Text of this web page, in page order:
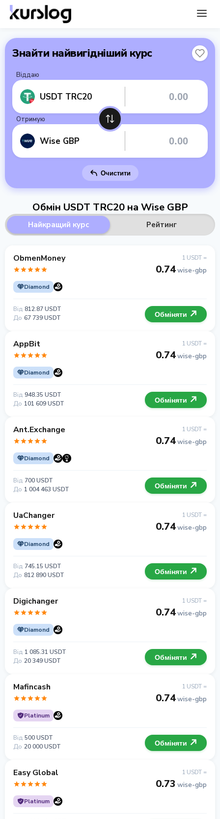
Знайти найвигідніший курс
Віддаю
USDT TRC20
Отримую
Wise GBP
Очистити
Обмін USDT TRC20 на Wise GBP
Найкращий курс Рейтинг
ObmenMoney
Diamond
1 USDT =
0.74wise-gbp
Від 812.87 USDT
До 67 739 USDT Обміняти
AppBit
Diamond
1 USDT =
0.74wise-gbp
Від 948.35 USDT
До 101 609 USDT Обміняти
Ant.Exchange
Diamond
1 USDT =
0.74wise-gbp
Від 700 USDT
До 1 004 463 USDT Обміняти
UaChanger
Diamond
1 USDT =
0.74wise-gbp
Від 745.15 USDT
До 812 890 USDT Обміняти
Digichanger
Diamond
1 USDT =
0.74wise-gbp
Від 1 085.31 USDT
До 20 349 USDT Обміняти
Mafincash
Platinum
1 USDT =
0.74wise-gbp
Від 500 USDT
До 20 000 USDT Обміняти
Easy Global
Platinum
1 USDT =
0.73 wise-gbp